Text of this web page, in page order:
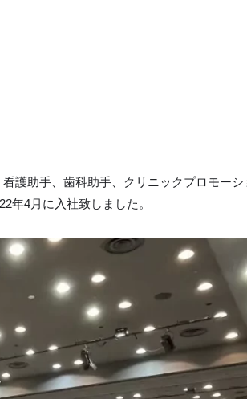
護助手、歯科助手、クリニックプロモーシ
年4月に入社致しました。